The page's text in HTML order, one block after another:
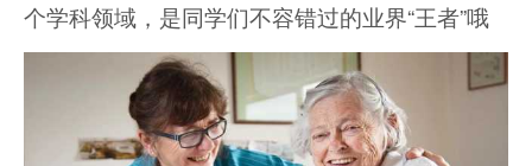
个学科领域，是同学们不容错过的业界“王者”哦